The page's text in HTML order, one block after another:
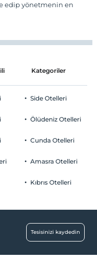
edip yönetmenin en
Kategoriler
Side Otelleri
Ölüdeniz Otelleri
Cunda Otelleri
Amasra Otelleri
Kıbrıs Otelleri
Tesisinizi kaydedin